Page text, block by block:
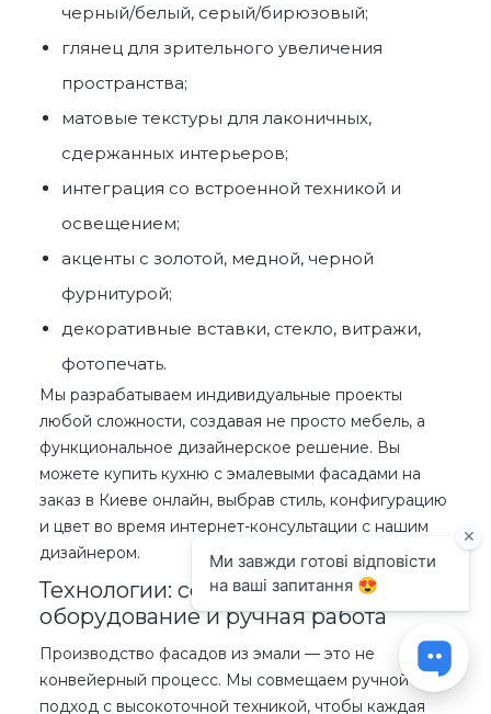
черный/белый, серый/бирюзовый;
глянец для зрительного увеличения
пространства;
матовые текстуры для лаконичных,
сдержанных интерьеров;
интеграция со встроенной техникой и
освещением;
акценты с золотой, медной, черной
фурнитурой;
декоративные вставки, стекло, витражи,
фотопечать.
Мы разрабатываем индивидуальные проекты
любой сложности, создавая не просто мебель, а
функциональное дизайнерское решение. Вы
можете купить кухню с эмалевыми фасадами на
заказ в Киеве онлайн, выбрав стиль, конфигурацию
и цвет во время интернет-консультации с нашим
дизайнером.
Технологии: современное
оборудование и ручная работа
Производство фасадов из эмали — это не
конвейерный процесс. Мы совмещаем ручной
подход с высокоточной техникой, чтобы каждая